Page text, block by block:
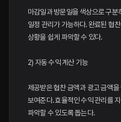
마감일과 방문일을 색상으로 구분
일정 관리가 가능하다. 완료된 협
상황을 쉽게 파악할 수 있다.
2) 자동 수익 계산 기능
제공받은 협찬 금액과 광고 금액
보여준다. 효율적인 수익 관리를
파악할 수 있도록 돕는다.